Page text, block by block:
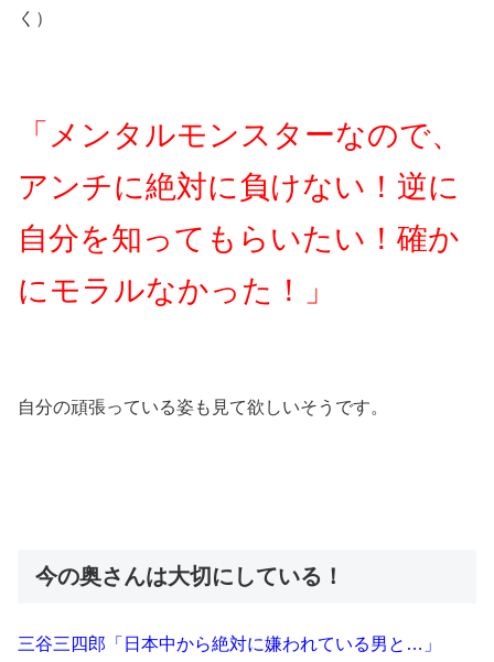
く）
「メンタルモンスターなので、
アンチに絶対に負けない！逆に
自分を知ってもらいたい！確か
にモラルなかった！」
自分の頑張っている姿も見て欲しいそうです。
今の奥さんは大切にしている！
三谷三四郎「日本中から絶対に嫌われている男と…」